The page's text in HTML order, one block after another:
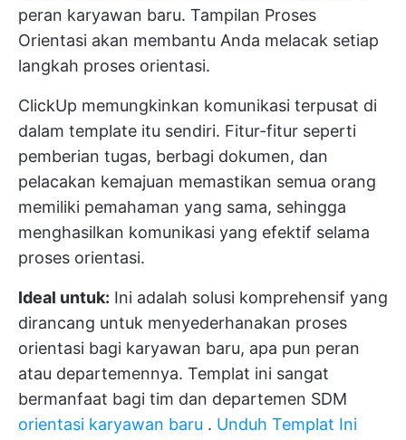
peran karyawan baru. Tampilan Proses
Orientasi akan membantu Anda melacak setiap
langkah proses orientasi.
ClickUp memungkinkan komunikasi terpusat di
dalam template itu sendiri. Fitur-fitur seperti
pemberian tugas, berbagi dokumen, dan
pelacakan kemajuan memastikan semua orang
memiliki pemahaman yang sama, sehingga
menghasilkan komunikasi yang efektif selama
proses orientasi.
Ideal untuk: Ini adalah solusi komprehensif yang
dirancang untuk menyederhanakan proses
orientasi bagi karyawan baru, apa pun peran
atau departemennya. Templat ini sangat
bermanfaat bagi tim dan departemen SDM
orientasi karyawan baru . Unduh Templat Ini